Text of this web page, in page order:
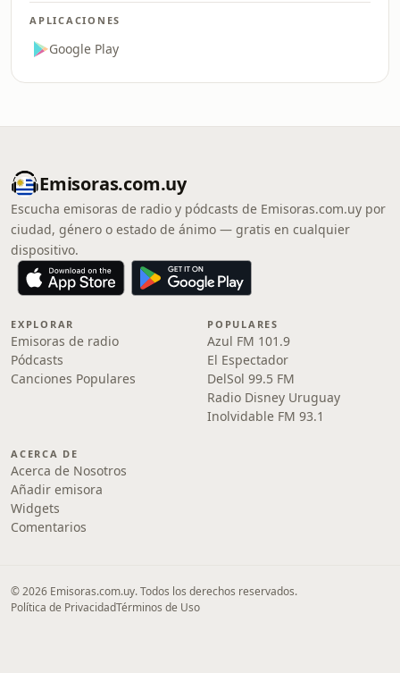
APLICACIONES
Google Play
Emisoras.com.uy
Escucha emisoras de radio y pódcasts de Emisoras.com.uy por
ciudad, género o estado de ánimo — gratis en cualquier
dispositivo.
EXPLORAR
Emisoras de radio
Pódcasts
Canciones Populares
POPULARES
Azul FM 101.9
El Espectador
DelSol 99.5 FM
Radio Disney Uruguay
Inolvidable FM 93.1
ACERCA DE
Acerca de Nosotros
Añadir emisora
Widgets
Comentarios
© 2026 Emisoras.com.uy. Todos los derechos reservados.
Política de PrivacidadTérminos de Uso